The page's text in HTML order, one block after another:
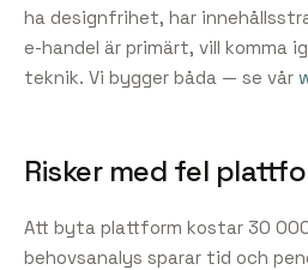
ha designfrihet, har
e-handel är primärt, vill komma
teknik. Vi bygger båda — se vår
Risker med fel
Att byta plattform kostar 30
behovsanalys sparar tid och